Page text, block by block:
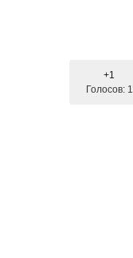
+1
Голосов: 1